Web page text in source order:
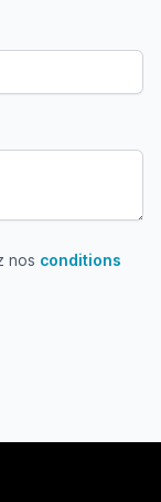
conditions
nos conditions